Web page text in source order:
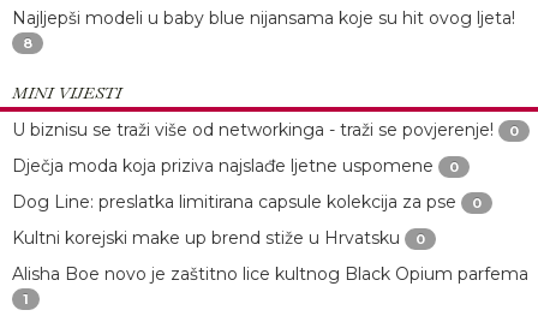
Najljepši modeli u baby blue nijansama koje su hit ovog ljeta!
8
MINI VIJESTI
U biznisu se traži više od networkinga - traži se povjerenje!
0
Dječja moda koja priziva najslađe ljetne uspomene 0
Dog Line: preslatka limitirana capsule kolekcija za pse 0
Kultni korejski make up brend stiže u Hrvatsku 0
Alisha Boe novo je zaštitno lice kultnog Black Opium parfema
1